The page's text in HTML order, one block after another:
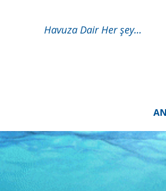
Havuza Dair Her şey...